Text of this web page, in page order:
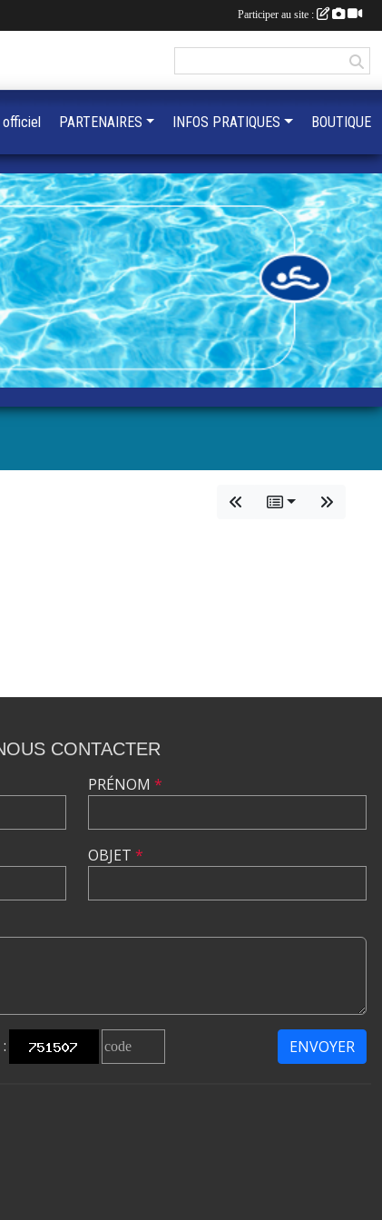
officiel PARTENAIRES INFOS PRATIQUES BOUTIQUE
CONTACTER
PRÉNOM *
OBJET *
: ENVOYER
Participer au site :